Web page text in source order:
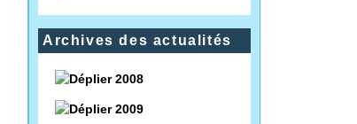
Archives des actualités
2008
2009